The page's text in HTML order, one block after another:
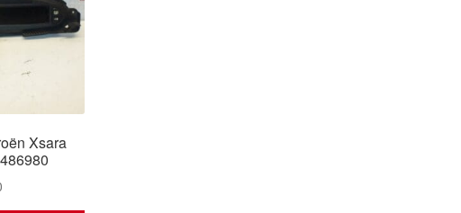
Xsara